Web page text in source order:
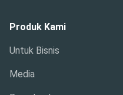
Produk Kami
Untuk Bisnis
Media